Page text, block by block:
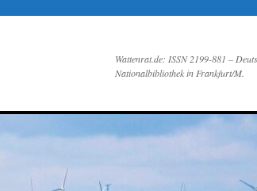
Wattenrat.de: ISSN 2199-881 –
Nationalbibliothek in Frankfurt/M.